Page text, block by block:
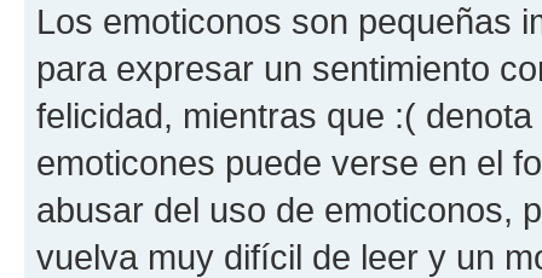
Los emoticonos son pequeñas
para expresar un sentimiento
felicidad, mientras que :(
emoticones puede verse en el
abusar del uso de emoticonos,
vuelva muy difícil de leer y un